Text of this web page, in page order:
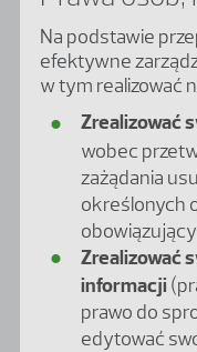
Na podstawie
efektywne
w tym realizować
Zrealizować
wobec
zażądania
określonych
Zrealizować
informacji
prawo do
edytować